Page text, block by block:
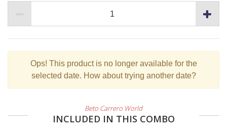
Ops! This product is no longer available for the
selected date. How about trying another date?
Beto Carrero World
INCLUDED IN THIS COMBO